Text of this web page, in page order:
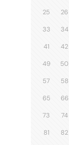
25 26
33 34
41 42
49 50
57 58
65 66
73 74
81 82